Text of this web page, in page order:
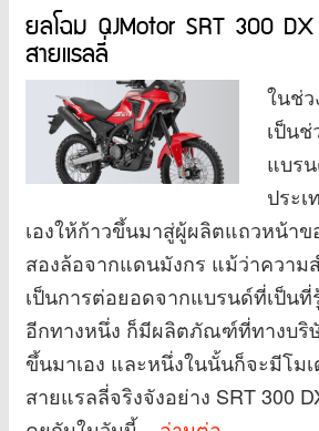
ยลโฉม QJMotor SRT 300
สายแรลลี่
ในช่
เป็นช่
แบร
ประ
เองให้ก้าวขึ้นมาสู่ผู้ผลิตแถวหน้า
สองล้อจากแดนมังกร แม้ว่าความ
เป็นการต่อยอดจากแบรนด์ที่เป็น
อีกทางหนึ่ง ก็มีผลิตภัณฑ์ที่ทางบ
ขึ้นมาเอง และหนึ่งในนั้นก็จะมีโม
สายแรลลี่จริงจังอย่าง SRT 300